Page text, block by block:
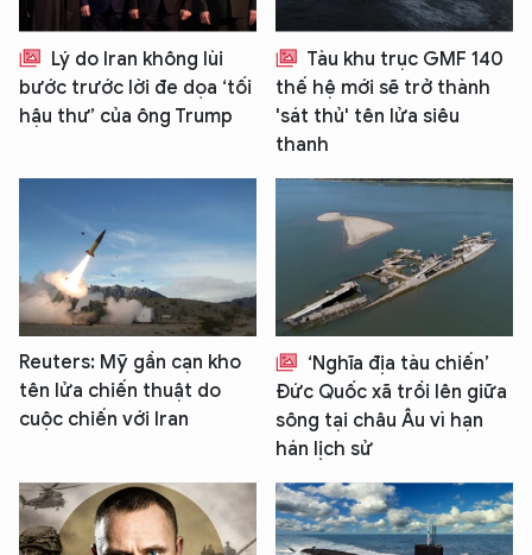
Lý do Iran không lùi
bước trước lời đe dọa ‘tối
hậu thư’ của ông Trump
Tàu khu trục GMF 140
thế hệ mới sẽ trở thành
'sát thủ' tên lửa siêu
thanh
Reuters: Mỹ gần cạn kho
tên lửa chiến thuật do
cuộc chiến với Iran
‘Nghĩa địa tàu chiến’
Đức Quốc xã trồi lên giữa
sông tại châu Âu vì hạn
hán lịch sử